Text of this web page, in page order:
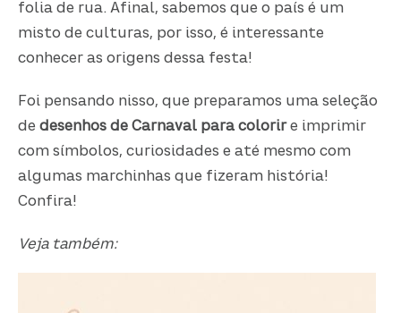
folia de rua. Afinal, sabemos que o país é um
misto de culturas, por isso, é interessante
conhecer as origens dessa festa!
Foi pensando nisso, que preparamos uma seleção
dedesenhos de Carnaval para colorire imprimir
com símbolos, curiosidades e até mesmo com
algumas marchinhas que fizeram história!
Confira!
Veja também: